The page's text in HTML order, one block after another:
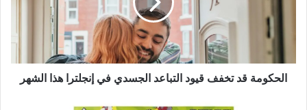
الجسدي
هذا
الشهر
الحكومة قد تخفف قيود التباعد الجسدي في إنجلترا هذا الشهر